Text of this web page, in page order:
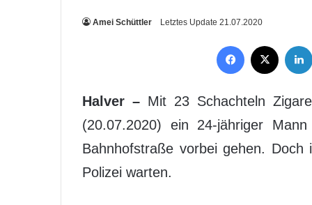
Amei Schüttler Letztes Update 21.07.2020
Halver – Mit 23 Schachteln
(20.07.2020) ein 24-jähriger
Bahnhofstraße vorbei gehen.
Polizei warten.